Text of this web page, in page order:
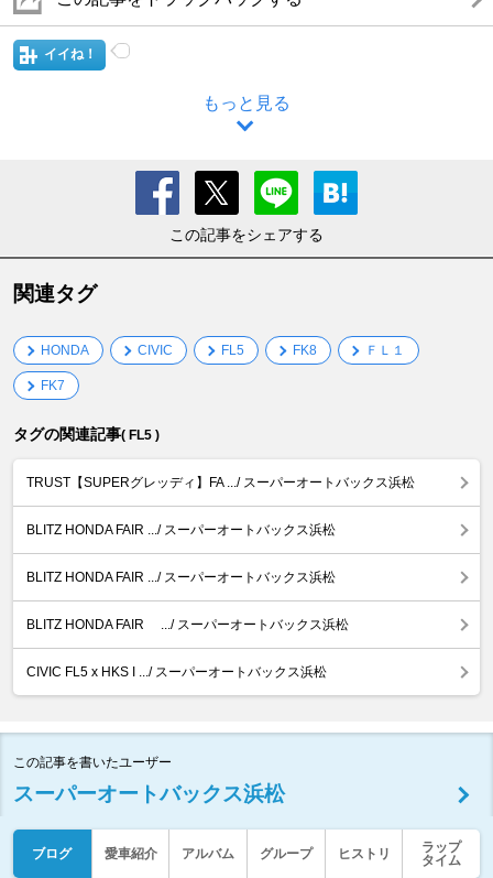
イイね！
もっと見る
この記事をシェアする
関連タグ
HONDA CIVIC FL5 FK8 ＦＬ１
FK7
タグの関連記事( FL5 )
TRUST【SUPERグレッディ】FA .../ スーパーオートバックス浜松
BLITZ HONDA FAIR .../ スーパーオートバックス浜松
BLITZ HONDA FAIR .../ スーパーオートバックス浜松
BLITZ HONDA FAIR .../ スーパーオートバックス浜松
CIVIC FL5 x HKS I .../ スーパーオートバックス浜松
この記事を書いたユーザー
スーパーオートバックス浜松
ブログ 愛車紹介 アルバム グループ ヒストリ
ラップ
タイム